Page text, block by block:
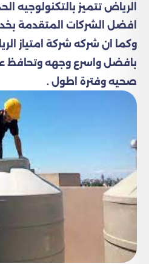
الرياض تتميز بالتكنولوجيه
افضل الشركات المتقدمة
وكما ان شركه شركة امتياز
بافضل واسرع وجهه وتحافظ
صحيه وفترة اطول .